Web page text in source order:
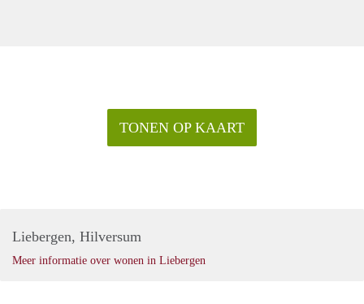
TONEN OP KAART
Liebergen, Hilversum
Meer informatie over wonen in Liebergen